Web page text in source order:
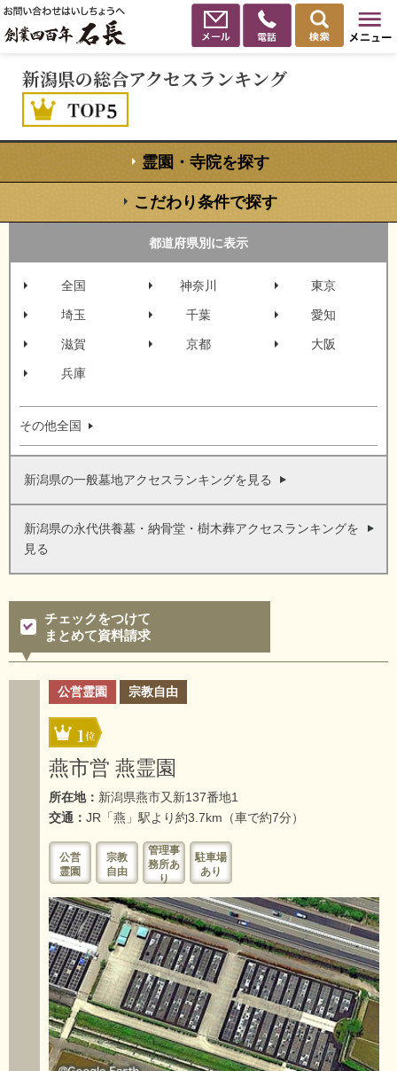
新潟県の総合アクセスランキング
霊園・寺院を探す
こだわり条件で探す
都道府県別に表示
全国 神奈川 東京
埼玉 千葉 愛知
滋賀 京都 大阪
兵庫
その他全国
新潟県の一般墓地アクセスランキングを見る
新潟県の永代供養墓・納骨堂・樹木葬アクセスランキングを
見る
チェックをつけて
まとめて資料請求
公営霊園 宗教自由
1
燕市営 燕霊園
所在地： 新潟県燕市又新137番地1
交通： JR「燕」駅より約3.7km（車で約7分）
公営
霊園
宗教
自由
管理事
務所あ
り
駐車場
あり